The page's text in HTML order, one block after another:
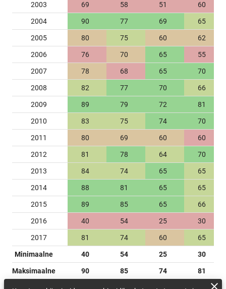
2003 69 58 51 60
2004 90 77 69 65
2005 80 75 60 62
2006 76 70 65 55
2007 78 68 65 70
2008 82 77 70 66
2009 89 79 72 81
2010 83 75 74 70
2011 80 69 60 60
2012 81 78 64 70
2013 84 74 65 65
2014 88 81 65 65
2015 89 85 65 66
2016 40 54 25 30
2017 81 74 60 65
Minimaalne 40 54 25 30
Maksimaalne 90 85 74 81